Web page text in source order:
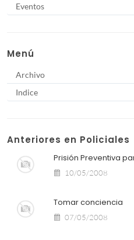
Eventos
Menú
Archivo
Indice
Anteriores en Policiales
Prisión Preventiva
10/05/2008
Tomar conciencia
07/05/2008